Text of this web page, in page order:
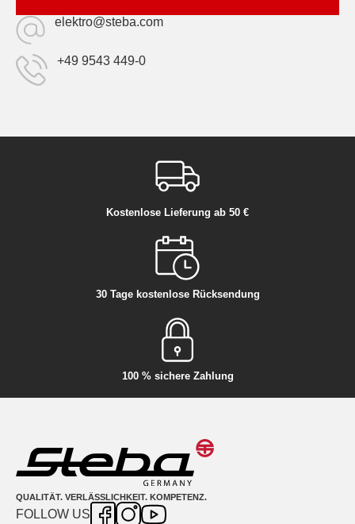
elektro@steba.com
+49 9543 449-0
Kostenlose Lieferung ab 50 €
30 Tage kostenlose Rücksendung
100 % sichere Zahlung
QUALITÄT. VERLÄSSLICHKEIT. KOMPETENZ.
FOLLOW US